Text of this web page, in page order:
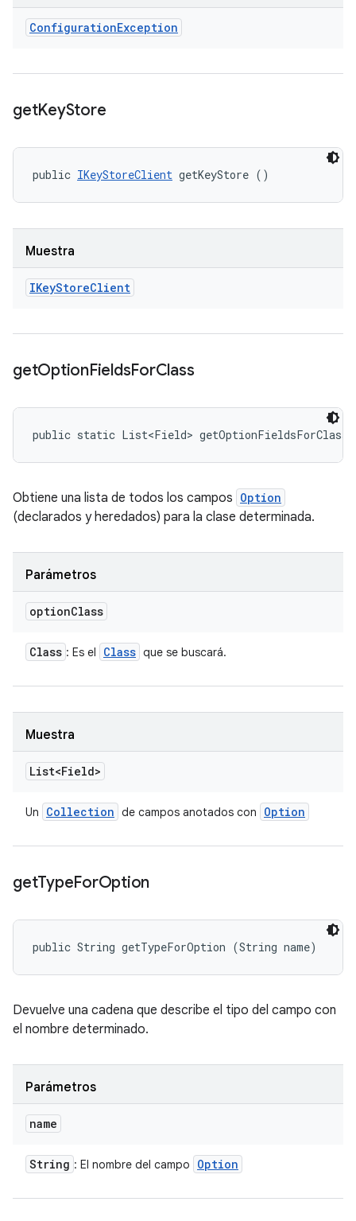
ConfigurationException
getKeyStore
public IKeyStoreClient getKeyStore ()
Muestra
IKeyStoreClient
getOptionFieldsForClass
public static List<Field> getOptionFieldsForClass
Obtiene una lista de todos los campos Option
(declarados y heredados) para la clase determinada.
Parámetros
optionClass
Class : Es el Class que se buscará.
Muestra
List<Field>
Un Collection de campos anotados con Option
getTypeForOption
public String getTypeForOption (String name)
Devuelve una cadena que describe el tipo del campo con
el nombre determinado.
Parámetros
name
String : El nombre del campo Option